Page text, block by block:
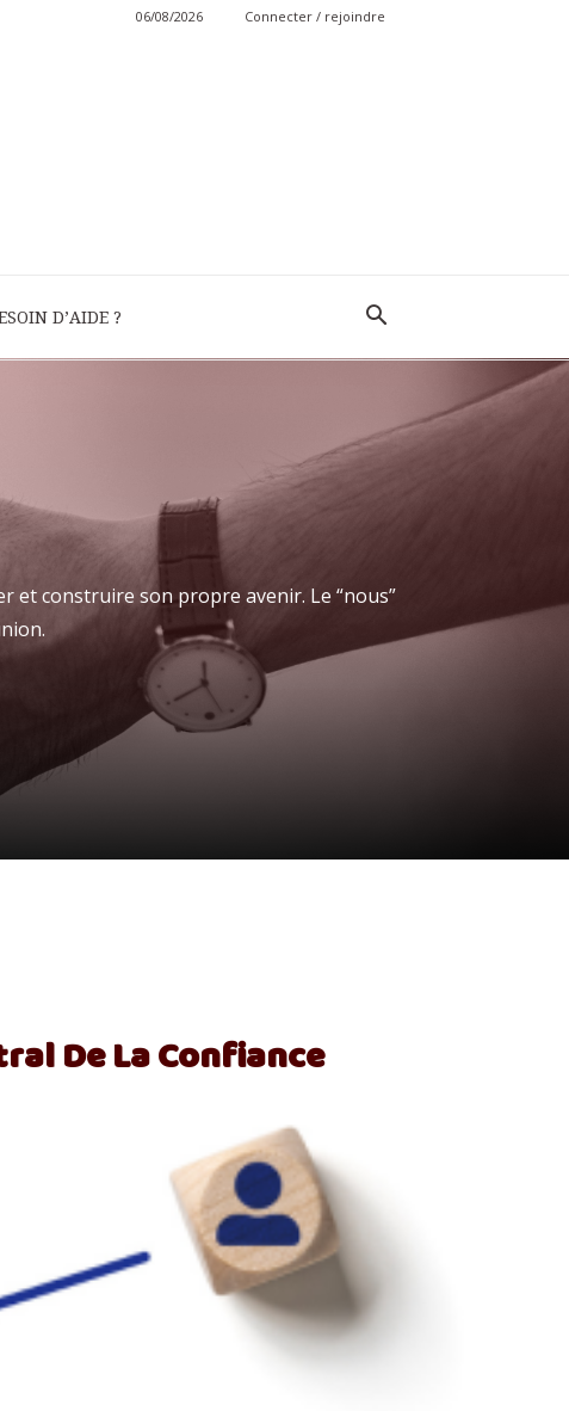
06/08/2026 Connecter / rejoindre
D’AIDE ?
et construire son propre avenir. Le “nous”
De La Confiance